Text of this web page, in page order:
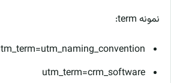
نمونه term:
utm_term=crm_software